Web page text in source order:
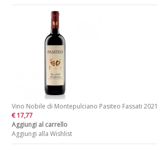
Vino Nobile di Montepulciano Pasiteo Fassati 2021
€ 17,77
Aggiungi al carrello
Aggiungi alla Wishlist